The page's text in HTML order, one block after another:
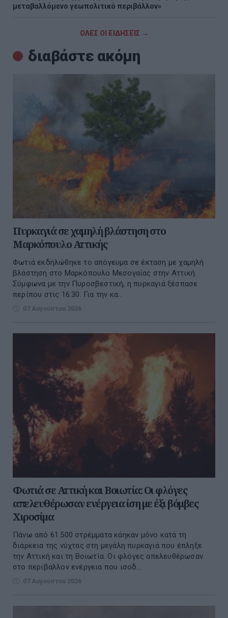
μεταβαλλόμενο γεωπολιτικό περιβάλλον»
ΟΛΕΣ ΟΙ ΕΙΔΗΣΕΙΣ →
διαβάστε ακόμη
Πυρκαγιά σε χαμηλή βλάστηση στο
Μαρκόπουλο Αττικής
Φωτιά εκδηλώθηκε το απόγευμα σε έκταση με χαμηλή
βλάστηση στο Μαρκόπουλο Μεσογαίας στην Αττική.
Σύμφωνα με την Πυροσβεστική, η πυρκαγιά ξέσπασε
περίπου στις 16:30. Για την κα...
07 Αυγούστου 2026
Φωτιά σε Αττική και Βοιωτία: Οι φλόγες
απελευθέρωσαν ενέργεια ίση με έξι βόμβες
Χιροσίμα
Πάνω από 61.500 στρέμματα κάηκαν μόνο κατά τη
διάρκεια της νύχτας στη μεγάλη πυρκαγιά που έπληξε
την Αττική και τη Βοιωτία. Οι φλόγες απελευθέρωσαν
στο περιβάλλον ενέργεια που ισοδ...
07 Αυγούστου 2026